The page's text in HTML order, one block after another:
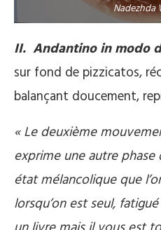
Nadezhda
II. Andantino in modo
sur fond de pizzicatos,
balançant doucement,
« Le deuxième
exprime une autre phase
état mélancolique que
lorsqu’on est seul,